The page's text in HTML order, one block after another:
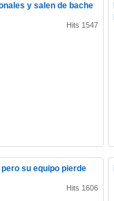
y salen de bache
Hits 1547
su equipo pierde
Hits 1606